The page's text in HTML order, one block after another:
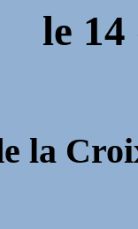
le 14
la